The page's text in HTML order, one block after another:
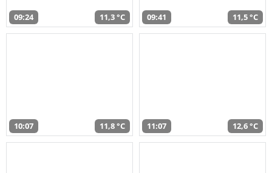
09:24 11,3 °C 09:41 11,5 °C
10:07 11,8 °C 11:07 12,6 °C